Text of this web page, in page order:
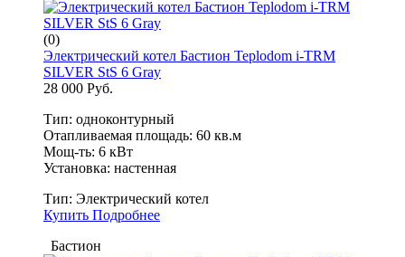
(0)
Электрический котел Бастион Teplodom i-TRM
SILVER StS 6 Gray
28 000 Руб.
Тип: одноконтурный
Отапливаемая площадь: 60 кв.м
Мощ-ть: 6 кВт
Установка: настенная
Тип: Электрический котел
Купить Подробнее
Бастион